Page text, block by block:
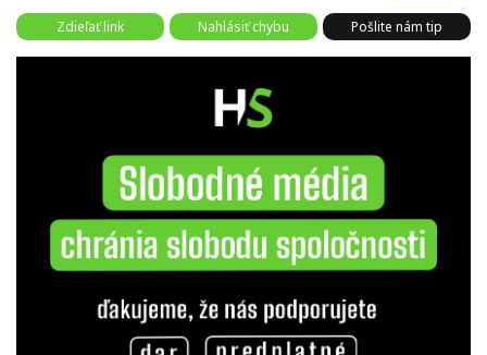
Zdieľať link Nahlásiť chybu Pošlite nám tip